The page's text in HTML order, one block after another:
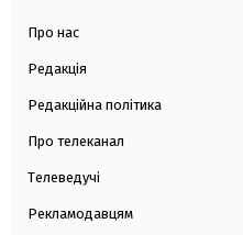
Про нас
Редакція
Редакційна політика
Про телеканал
Телеведучі
Рекламодавцям